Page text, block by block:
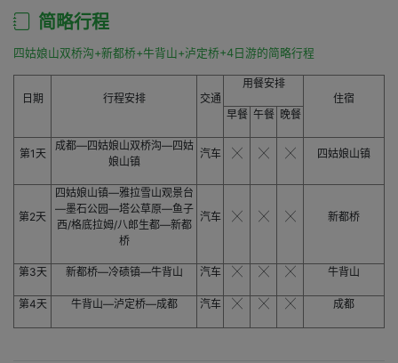
简略行程
四姑娘山双桥沟+新都桥+牛背山+泸定桥+4日游的简略行程
日期 行程安排 交通
用餐安排
住宿
早餐 午餐 晚餐
第1天
成都—四姑娘山双桥沟—四姑
娘山镇
汽车 ╳ ╳ ╳ 四姑娘山镇
第2天
四姑娘山镇—雅拉雪山观景台
—墨石公园—塔公草原—鱼子
西/格底拉姆/八郎生都—新都
桥
汽车 ╳ ╳ ╳ 新都桥
第3天 新都桥—冷碛镇—牛背山 汽车 ╳ ╳ ╳ 牛背山
第4天 牛背山—泸定桥—成都 汽车 ╳ ╳ ╳ 成都